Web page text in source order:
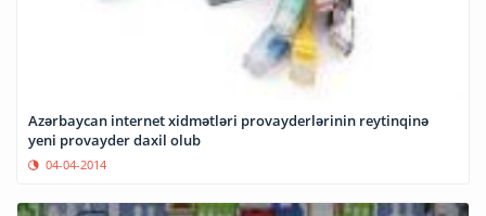
Azərbaycan internet xidmətləri provayderlərinin reytinqinə
yeni provayder daxil olub
04-04-2014